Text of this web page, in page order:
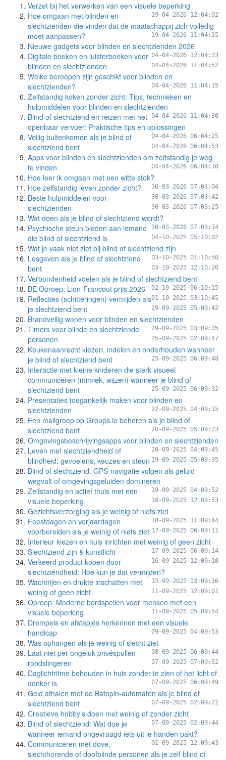
Verzet bij het verwerken van een visuele beperking
19-04-2026 12:04:02
Hoe omgaan met blinden en
slechtzienden die vinden dat de maatschappij zich volledig
moet aanpassen?
19-04-2026 11:04:15
Nieuwe gadgets voor blinden en slechtzienden 2026
04-04-2026 12:04:33
Digitale boeken en luisterboeken voor
blinden en slechtzienden
04-04-2026 11:04:52
Welke beroepen zijn geschikt voor blinden en
slechtzienden?
04-04-2026 11:04:15
Zelfstandig koken zonder zicht: Tips, technieken en
hulpmiddelen voor blinden en slechtzienden
04-04-2026 11:04:30
Blind of slechtziend en reizen met het
openbaar vervoer: Praktische tips en oplossingen
04-04-2026 06:04:25
Veilig buitenkomen als je blind of
slechtziend bent
04-04-2026 06:04:53
Apps voor blinden en slechtzienden om zelfstandig je weg
te vinden
04-04-2026 06:04:10
Hoe leer ik omgaan met een witte stok?
30-03-2026 07:03:04
Hoe zelfstandig leven zonder zicht?
30-03-2026 07:03:42
Beste hulpmiddelen voor
slechtzienden
30-03-2026 07:03:25
Wat doen als je blind of slechtziend wordt?
30-03-2026 07:03:14
Psychische steun bieden aan iemand
die blind of slechtziend is
04-10-2025 05:10:02
Wat je vaak niet ziet bij blind of slechtziend zijn
03-10-2025 01:10:50
Lesgeven als je blind of slechtziend
bent
03-10-2025 12:10:20
Verbondenheid voelen als je blind of slechtziend bent
02-10-2025 06:10:15
BE Oproep: Lion-Francout prijs 2026
01-10-2025 03:10:45
Reflecties (schitteringen) vermijden als
je slechtziend bent
29-09-2025 05:09:42
Brandveilig wonen voor blinden en slechtzienden
29-09-2025 03:09:05
Timers voor blinde en slechtziende
personen
25-09-2025 02:09:47
Keukenaanrecht kiezen, indelen en onderhouden wanneer
je blind of slechtziend bent
25-09-2025 06:09:48
Interactie met kleine kinderen die sterk visueel
communiceren (mimiek, wijzen) wanneer je blind of
slechtziend bent
25-09-2025 06:09:32
Presentaties toegankelijk maken voor blinden en
slechtzienden
22-09-2025 04:09:15
Een mailgroep op Groups.io beheren als je blind of
slechtziend bent
20-09-2025 05:09:23
Omgevingsbeschrijvingsapps voor blinden en slechtzienden
20-09-2025 04:09:45
Leven met slechtziendheid of
blindheid: gevoelens, keuzes en steun 19-09-2025 05:09:35
Blind of slechtziend: GPS-navigatie volgen als geluid
wegvalt of omgevingsgeluiden domineren
19-09-2025 04:09:52
Zelfstandig en actief thuis met een
visuele beperking
18-09-2025 12:09:53
Gezichtsverzorging als je weinig of niets ziet
18-09-2025 11:09:44
Feestdagen en verjaardagen
voorbereiden als je weinig of niets ziet 17-09-2025 06:09:11
Interieur kiezen en huis inrichten met weinig of geen zicht
17-09-2025 06:09:14
Slechtziend zijn & kunstlicht
16-09-2025 12:09:10
Verkeerd product kopen door
slechtziendheid: Hoe kun je dat vermijden?
15-09-2025 03:09:16
Wachtrijen en drukte inschatten met
weinig of geen zicht
11-09-2025 12:09:01
Oproep: Moderne bordspellen voor mensen met een
visuele beperking
11-09-2025 05:09:54
Drempels en afstapjes herkennen met een visuele
handicap
09-09-2025 04:09:53
Was ophangen als je weinig of slecht ziet
08-09-2025 06:09:44
Laat niet per ongeluk privéspullen
rondslingeren
07-09-2025 07:09:52
Daglichtritme behouden in huis zonder te zien of het licht of
donker is
07-09-2025 06:09:49
Geld afhalen met de Batopin-automaten als je blind of
slechtziend bent
07-09-2025 02:09:22
Creatieve hobby’s doen met weinig of zonder zicht
07-09-2025 02:09:44
Blind of slechtziend: Wat doe je
wanneer iemand ongevraagd iets uit je handen pakt?
01-09-2025 12:09:43
Communiceren met dove,
slechthorende of doofblinde personen als je zelf blind of